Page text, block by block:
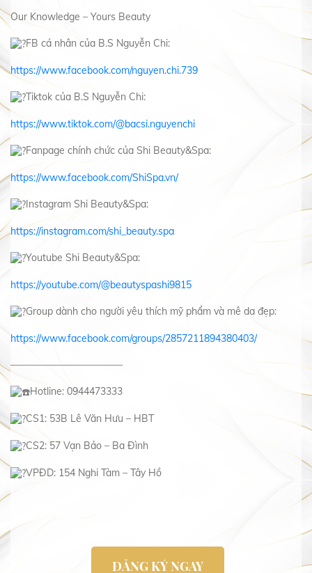
Our Knowledge – Yours Beauty
FB cá nhân của B.S Nguyễn Chi:
https://www.facebook.com/nguyen.chi.739
Tiktok của B.S Nguyễn Chi:
https://www.tiktok.com/@bacsi.nguyenchi
Fanpage chính chức của Shi Beauty&Spa:
https://www.facebook.com/ShiSpa.vn/
Instagram Shi Beauty&Spa:
https://instagram.com/shi_beauty.spa
Youtube Shi Beauty&Spa:
https://youtube.com/@beautyspashi9815
Group dành cho người yêu thích mỹ phẩm và mê da đẹp:
https://www.facebook.com/groups/2857211894380403/
———————————–
Hotline: 0944473333
CS1: 53B Lê Văn Hưu – HBT
CS2: 57 Vạn Bảo – Ba Đình
VPĐD: 154 Nghi Tàm – Tây Hồ
ĐĂNG KÝ NGAY